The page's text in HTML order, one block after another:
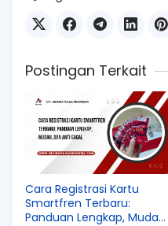
Postingan Terkait
Cara Registrasi Kartu
Smartfren Terbaru:
Panduan Lengkap, Mudah,